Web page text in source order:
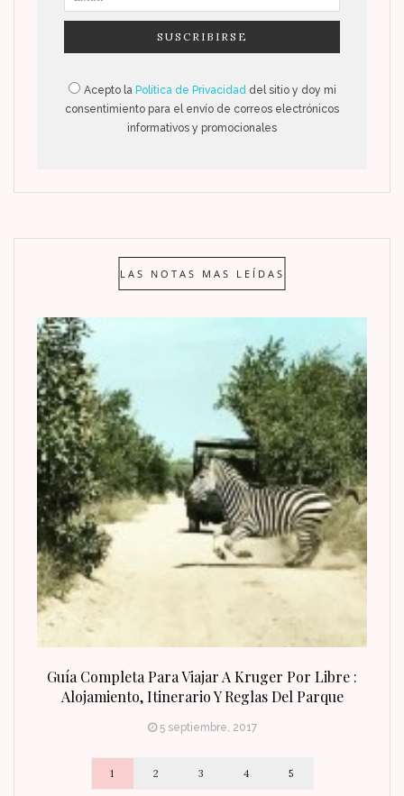
Acepto la Política de Privacidad del sitio y doy mi
consentimiento para el envío de correos electrónicos
informativos y promocionales
LAS NOTAS MAS LEÍDAS
Guía Completa Para Viajar A Kruger Por Libre :
Alojamiento, Itinerario Y Reglas Del Parque
5 septiembre, 2017
1 2 3 4 5